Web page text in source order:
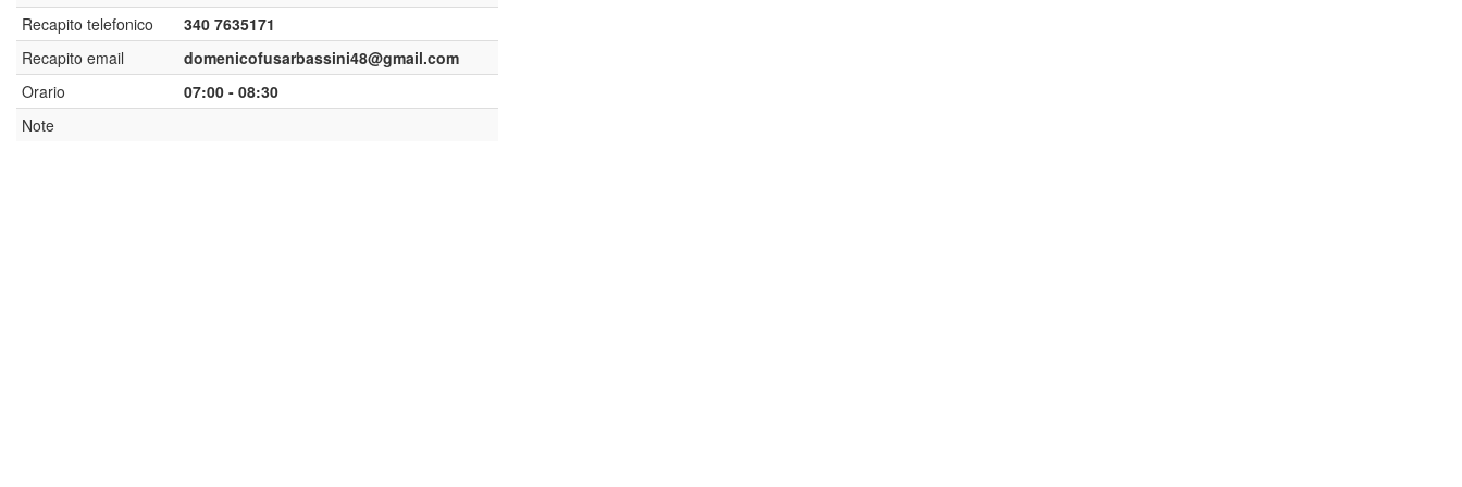
Recapito telefonico
340 7635171
Recapito email
domenicofusarbassini48@gmail.com
Orario
07:00 - 08:30
Note